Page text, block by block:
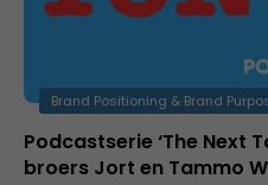
Brand Positioning & Brand
Podcastserie ‘The Next
broers Jort en Tammo